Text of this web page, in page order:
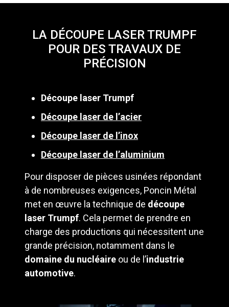
LA DÉCOUPE LASER TRUMPF
POUR DES TRAVAUX DE
PRÉCISION
Découpe laser Trumpf
Découpe laser de l’acier
Découpe laser de l’inox
Découpe laser de l’aluminium
Pour disposer de pièces usinées répondant
à de nombreuses exigences, Poncin Métal
met en œuvre la technique de découpe
laser Trumpf. Cela permet de prendre en
charge des productions qui nécessitent une
grande précision, notamment dans le
domaine du nucléaire ou de l’industrie
automotive.